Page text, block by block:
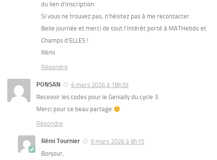
du lien d’inscription.
Si vous ne trouvez pas, n’hésitez pas à me recontacter.
Belle journée et merci de tout l’intérêt porté à MATHebdo et
Champs d’ELLES !
Rémi
Répondre
PONSAN
6 mars 2026 à 18h39
Recevoir les codes pour le Genially du cycle 3.
Merci pour ce beau partage
Répondre
Rémi Tournier
9 mars 2026 à 8h15
Bonjour,